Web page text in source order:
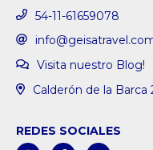
54-11-61659078
Visita nuestro Blog!
Calderón de la
REDES SOCIALES